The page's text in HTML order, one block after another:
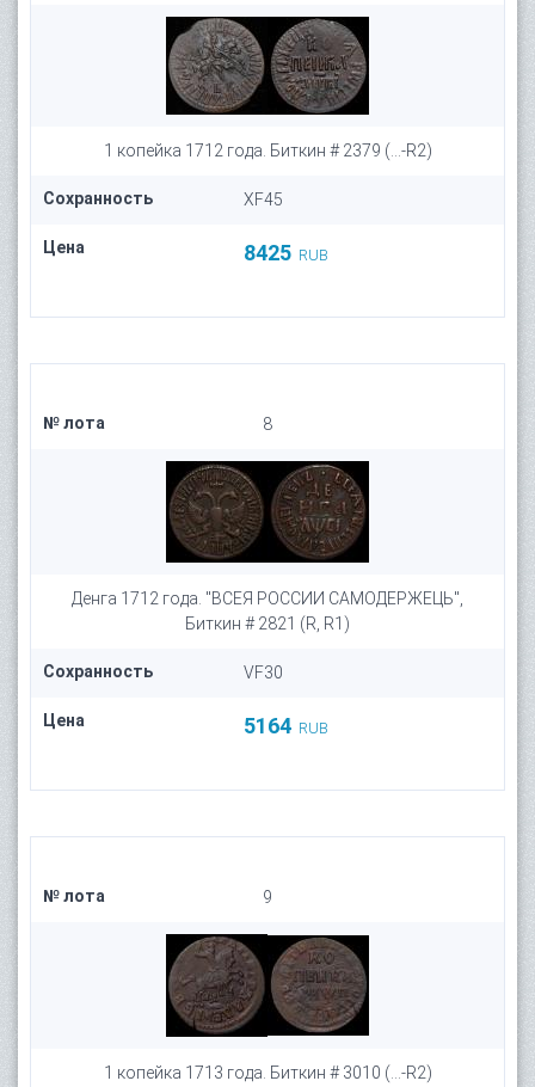
1 копейка 1712 года. Биткин # 2379 (...-R2)
Сохранность XF45
Цена 8425 RUB
№ лота 8
Денга 1712 года. "ВСЕЯ РОССИИ САМОДЕРЖЕЦЬ",
Биткин # 2821 (R, R1)
Сохранность VF30
Цена 5164 RUB
№ лота 9
1 копейка 1713 года. Биткин # 3010 (...-R2)